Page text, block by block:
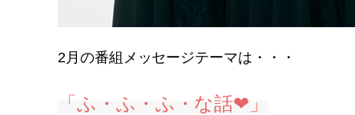
2月の番組 メッセージテーマは・・・
「ふ・ふ・ふ・な話❤ 」